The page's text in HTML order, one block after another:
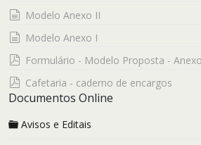
documento
Modelo Anexo II
documento
Modelo Anexo I
pdf
Formulário - Modelo Proposta -
pdf
Cafetaria - caderno de encargos
Documentos Online
Avisos e Editais